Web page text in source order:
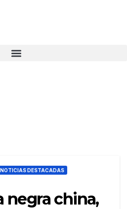
NOTICIAS DESTACADAS
negra china,